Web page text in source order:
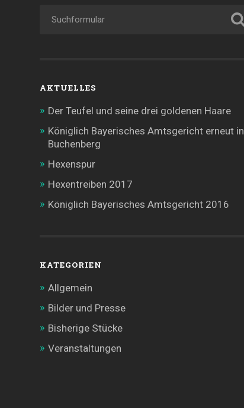
AKTUELLES
Der Teufel und seine drei goldenen Haare
Königlich Bayerisches Amtsgericht erneut in
Buchenberg
Hexenspur
Hexentreiben 2017
Königlich Bayerisches Amtsgericht 2016
KATEGORIEN
Allgemein
Bilder und Presse
Bisherige Stücke
Veranstaltungen